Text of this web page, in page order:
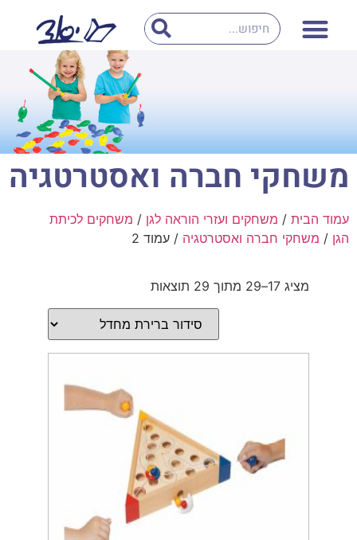
משחקי חברה ואסטרטגיה
עמוד הבית / משחקים ועזרי הוראה לגן / משחקים לכיתת
הגן / משחקי חברה ואסטרטגיה / עמוד 2
מציג 17–29 מתוך 29 תוצאות